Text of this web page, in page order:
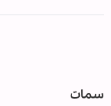
سمات